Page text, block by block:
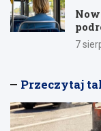
7
Przeczytaj